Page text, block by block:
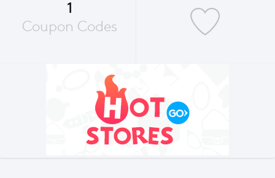
1
Coupon Codes